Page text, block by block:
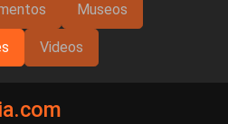
Museos
Videos